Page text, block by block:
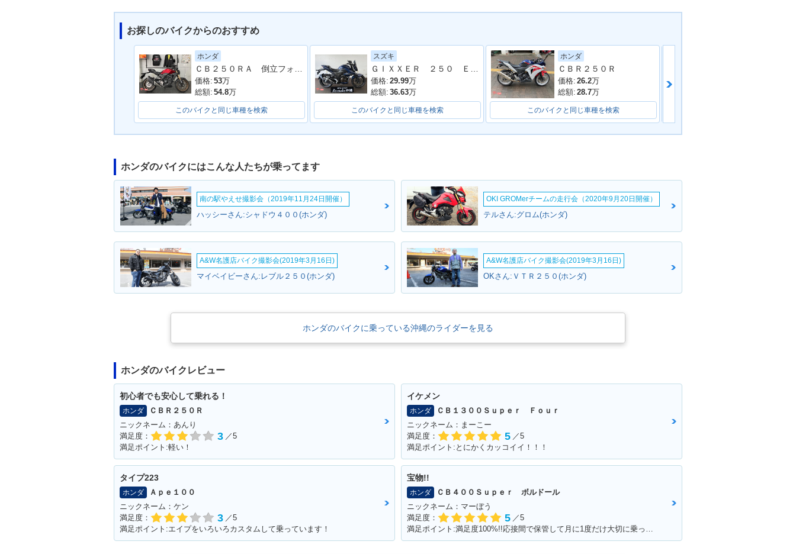
お探しのバイクからのおすすめ
ホンダ
価格: 53万
総額: 54.8万
このバイクと同じ車種を検索
スズキ
価格: 29.99万
総額: 36.63万
このバイクと同じ車種を検索
ホンダ
ＣＢＲ２５０Ｒ
価格: 26.2万
総額: 28.7万
このバイクと同じ車種を検索
ホンダのバイクにはこんな人たちが乗ってます
南の駅やえせ撮影会（2019年11月24日開催）
ハッシーさん:シャドウ４００(ホンダ)
OKI GROMerチームの走行会（2020年9月20日開催）
テルさん:グロム(ホンダ)
A&W名護店バイク撮影会(2019年3月16日)
マイベイビーさん:レブル２５０(ホンダ)
A&W名護店バイク撮影会(2019年3月16日)
OKさん:ＶＴＲ２５０(ホンダ)
ホンダのバイクに乗っている沖縄のライダーを見る
ホンダのバイクレビュー
初心者でも安心して乗れる！
ホンダ
ＣＢＲ２５０Ｒ
ニックネーム：あんり
満足度：
3 ／5
満足ポイント:軽い！
イケメン
ホンダ
ＣＢ１３００Ｓｕｐｅｒ Ｆｏｕｒ
ニックネーム：まーこー
満足度：
5 ／5
満足ポイント:とにかくカッコイイ！！！
タイプ223
ホンダ
Ａｐｅ１００
ニックネーム：ケン
満足度：
3 ／5
満足ポイント:エイプをいろいろカスタムして乗っています！
宝物!!
ホンダ
ＣＢ４００Ｓｕｐｅｒ ボルドール
ニックネーム：マーぼう
満足度：
5 ／5
満足ポイント:満足度100%!!応接間で保管して月に1度だけ大切に乗っています